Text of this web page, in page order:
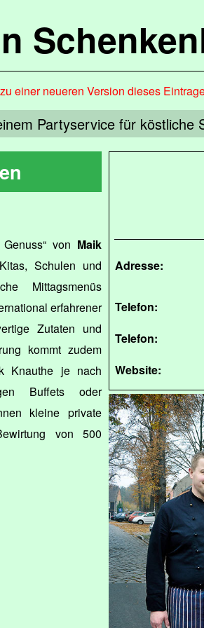
einer neueren Version dieses
Partyservice für köstliche
Adresse:
Telefon:
Telefon:
Website:
von Maik
Schulen und
Mittagsmenüs
erfahrener
Zutaten und
kommt zudem
Knauthe je nach
Buffets oder
kleine private
von 500